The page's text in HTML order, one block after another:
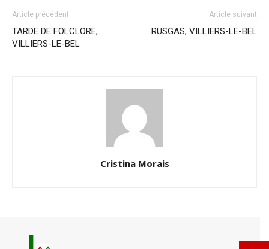
Article précédent
TARDE DE FOLCLORE,
VILLIERS-LE-BEL
Article suivant
RUSGAS, VILLIERS-LE-BEL
Cristina Morais